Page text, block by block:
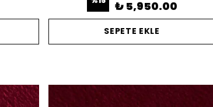
₺ 5,950.00
SEPETE EKLE